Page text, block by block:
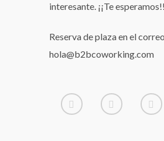
interesante. ¡¡Te esperamos!!
Reserva de plaza en el correo
hola@b2bcoworking.com